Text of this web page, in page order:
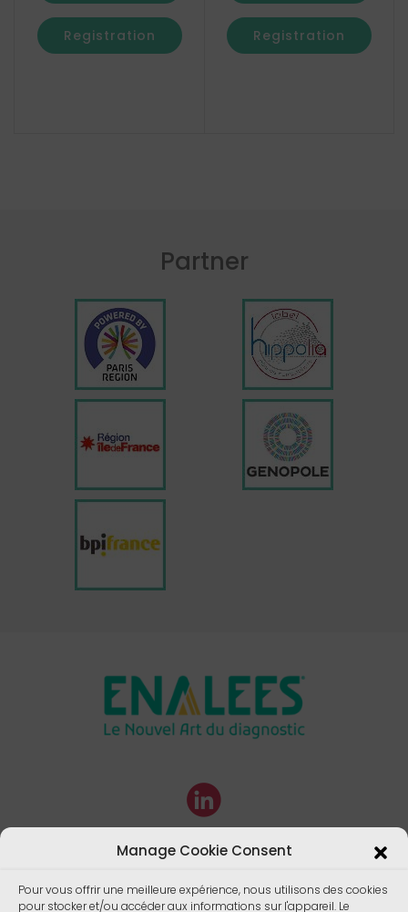
Manage Cookie Consent
Pour vous offrir une meilleure expérience, nous utilisons des cookies
pour stocker et/ou accéder aux informations sur l'appareil. Le
Registration Registration
Partner